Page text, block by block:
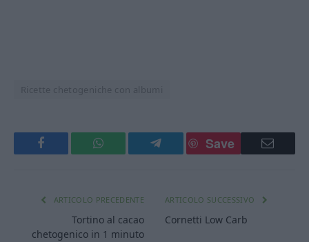
Ricette chetogeniche con albumi
Facebook WhatsApp Telegram
Save
Email
ARTICOLO PRECEDENTE
Tortino al cacao
chetogenico in 1 minuto
ARTICOLO SUCCESSIVO
Cornetti Low Carb